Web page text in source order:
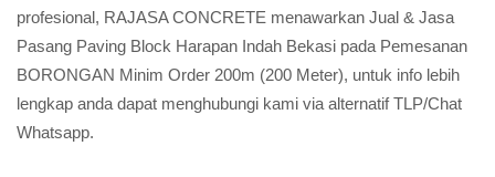
profesional, RAJASA CONCRETE menawarkan Jual & Jasa
Pasang Paving Block Harapan Indah Bekasi pada Pemesanan
BORONGAN Minim Order 200m (200 Meter), untuk info lebih
lengkap anda dapat menghubungi kami via alternatif TLP/Chat
Whatsapp.